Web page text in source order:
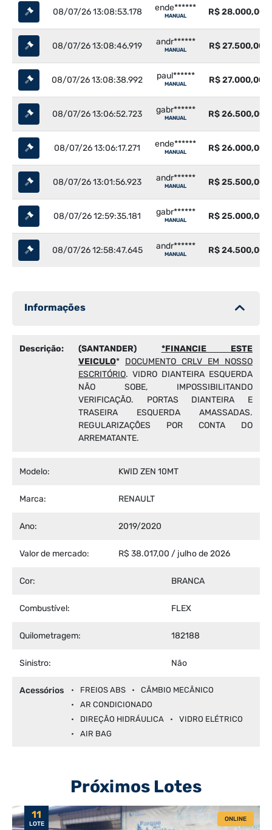
08/07/26 13:08:53.178 ende******
MANUAL R$ 28.000,00
08/07/26 13:08:46.919 andr******
MANUAL R$ 27.500,00
08/07/26 13:08:38.992 paul******
MANUAL R$ 27.000,00
08/07/26 13:06:52.723 gabr******
MANUAL R$ 26.500,00
08/07/26 13:06:17.271 ende******
MANUAL R$ 26.000,00
08/07/26 13:01:56.923 andr******
MANUAL R$ 25.500,00
08/07/26 12:59:35.181 gabr******
MANUAL R$ 25.000,00
08/07/26 12:58:47.645 andr******
MANUAL R$ 24.500,00
Informações
Descrição: (SANTANDER) *FINANCIE ESTE
VEICULO* DOCUMENTO CRLV EM NOSSO
ESCRITÓRIO. VIDRO DIANTEIRA ESQUERDA
NÃO SOBE, IMPOSSIBILITANDO
VERIFICAÇÃO. PORTAS DIANTEIRA E
TRASEIRA ESQUERDA AMASSADAS.
REGULARIZAÇÕES POR CONTA DO
ARREMATANTE.
Modelo: KWID ZEN 10MT
Marca: RENAULT
Ano: 2019/2020
Valor de mercado: R$ 38.017,00 / julho de 2026
Cor: BRANCA
Combustível: FLEX
Quilometragem: 182188
Sinistro: Não
Acessórios FREIOS ABS
CÂMBIO MECÂNICO
AR CONDICIONADO
DIREÇÃO HIDRÁULICA
VIDRO ELÉTRICO
AIR BAG
Próximos Lotes
11
LOTE
ONLINE